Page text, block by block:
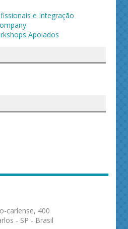
e Integração
Apoiados
carlense, 400
- SP - Brasil